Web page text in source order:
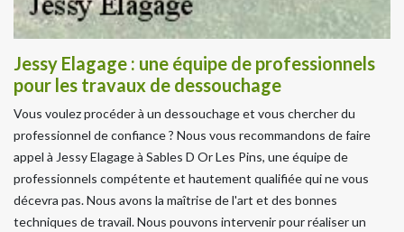
Jessy Elagage : une équipe de professionnels
pour les travaux de dessouchage
Vous voulez procéder à un dessouchage et vous chercher du
professionnel de confiance ? Nous vous recommandons de faire
appel à Jessy Elagage à Sables D Or Les Pins, une équipe de
professionnels compétente et hautement qualifiée qui ne vous
décevra pas. Nous avons la maîtrise de l'art et des bonnes
techniques de travail. Nous pouvons intervenir pour réaliser un